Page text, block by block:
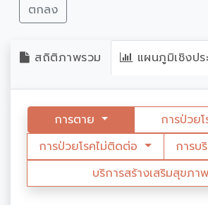
ตกลง
สถิติภาพรวม แผนภูมิเชิงปร
การตาย
การป่วย
การป่วยโรคไม่ติดต่อ
การบ
บริการสร้างเสริมสุขภาพ